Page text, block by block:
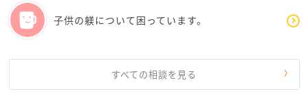
子供の躾について困っています。
すべての相談を見る